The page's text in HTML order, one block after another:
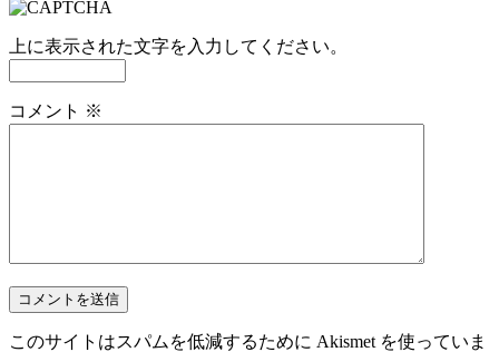
上に表示された文字を入力してください。
コメント ※
このサイトはスパムを低減するために Akismet を使っていま